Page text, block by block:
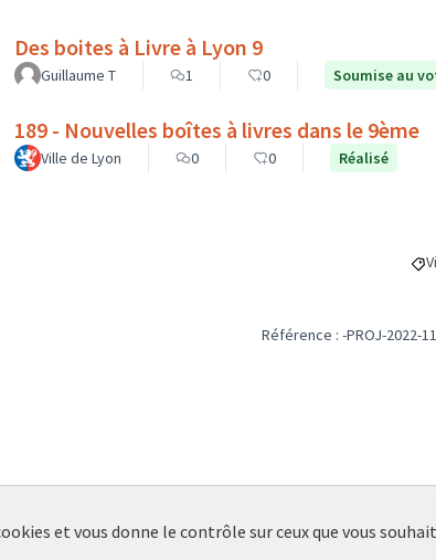
Des boites à Livre à Lyon 9
Guillaume T 1 0 Soumise au
189 - Nouvelles boîtes à livres dans le 9ème
Ville de Lyon 0 0 Réalisé
Référence : -PROJ-2022-
et vous donne le contrôle sur ceux que vous